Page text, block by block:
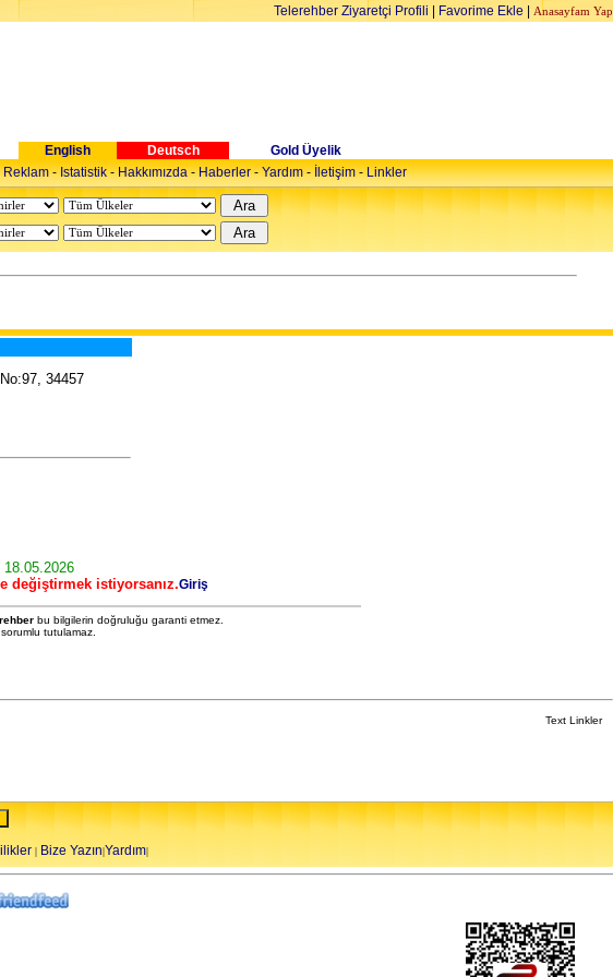
Telerehber Ziyaretçi Profili Favorime Ekle Anasayfam Yap
English Deutsch Gold Üyelik
Reklam-Istatistik-Hakkımızda-Haberler-Yardım-İletişim-Linkler
34457
18.05.2026
değiştirmek istiyorsanız.Giriş
bu bilgilerin doğruluğu garanti etmez.
tutulamaz.
Text Linkler
| Bize Yazın|Yardım|